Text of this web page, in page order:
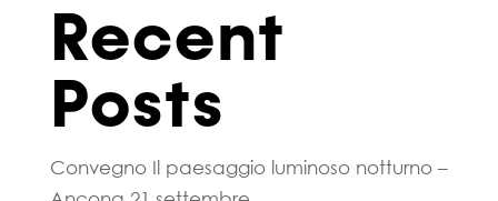
Recent
Posts
Convegno Il paesaggio luminoso notturno –